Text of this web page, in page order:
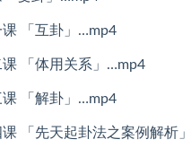
「互卦」…mp4
「体用关系」…mp4
「解卦」…mp4
「先天起卦法之案例解析